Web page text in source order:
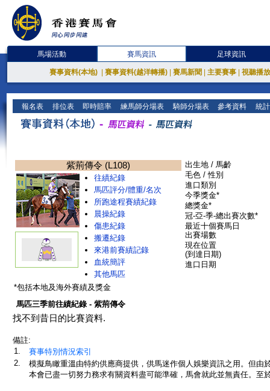
馬場活動 賽馬資訊 足球資訊
賽事資料(本地) 賽事資料(越洋轉播) 賽馬新聞 主要賽事 視聽播
報名表 排位表 即時賠率 練馬師分場表 騎師分場表 參考資料 統
紫荊傳令 (L108)
往績紀錄
馬匹評分/體重/名次
所跑途程賽績紀錄
晨操紀錄
傷患紀錄
搬遷紀錄
來港前賽績記錄
血統簡評
其他馬匹
出生地 / 馬齡
毛色 / 性別
進口類別
今季獎金*
總獎金*
冠-亞-季-總出賽次數*
最近十個賽馬日
出賽場數
現在位置
(到達日期)
進口日期
*包括本地及海外賽績及獎金
馬匹三季前往績紀錄 - 紫荊傳令
找不到昔日的比賽資料.
備註:
1.
賽事特別情況索引
2.
模擬鳥瞰重溫由特約供應商提供，供馬迷作個人娛樂資訊之用。但
本會已盡一切努力務求有關資料盡可能準確，馬會就此並無責任。至